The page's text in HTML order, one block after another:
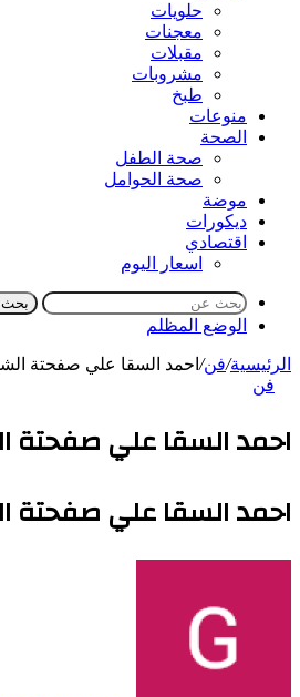
حلويات
معجنات
مقبلات
مشروبات
طبخ
منوعات
الصحة
صحة الطفل
صحة الحوامل
موضة
ديكورات
اقتصادي
اسعار اليوم
الوضع المظلم
الرئيسية/فن/ احمد السقا علي صفحتة
فن
احمد السقا علي صفحتة
احمد السقا علي صفحتة